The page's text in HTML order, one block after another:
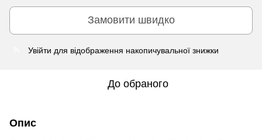
Замовити швидко
Увійти для відображення накопичувальної знижки
До обраного
Опис